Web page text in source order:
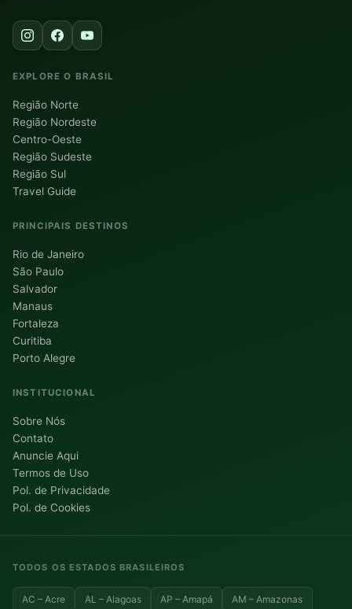
EXPLORE O BRASIL
Região Norte
Região Nordeste
Centro-Oeste
Região Sudeste
Região Sul
Travel Guide
PRINCIPAIS DESTINOS
Rio de Janeiro
São Paulo
Salvador
Manaus
Fortaleza
Curitiba
Porto Alegre
INSTITUCIONAL
Sobre Nós
Contato
Anuncie Aqui
Termos de Uso
Pol. de Privacidade
Pol. de Cookies
TODOS OS ESTADOS BRASILEIROS
AC – Acre AL – Alagoas AP – Amapá AM – Amazonas